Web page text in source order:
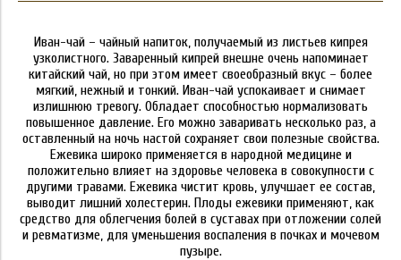
Иван-чай – чайный напиток, получаемый из листьев кипрея
узколистного. Заваренный кипрей внешне очень напоминает
китайский чай, но при этом имеет своеобразный вкус – более
мягкий, нежный и тонкий. Иван-чай успокаивает и снимает
излишнюю тревогу. Обладает способностью нормализовать
повышенное давление. Его можно заваривать несколько раз, а
оставленный на ночь настой сохраняет свои полезные свойства.
Ежевика широко применяется в народной медицине и
положительно влияет на здоровье человека в совокупности с
другими травами. Ежевика чистит кровь, улучшает ее состав,
выводит лишний холестерин. Плоды ежевики применяют, как
средство для облегчения болей в суставах при отложении солей
и ревматизме, для уменьшения воспаления в почках и мочевом
пузыре.